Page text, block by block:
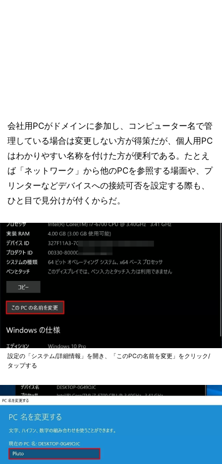
会社用PCがドメインに参加し、コンピューター名で管
理している場合は変更しない方が得策だが、個人用PC
はわかりやすい名称を付けた方が便利である。たとえ
ば「ネットワーク」から他のPCを参照する場面や、プ
リンターなどデバイスへの接続可否を設定する際も、
ひと目で見分けが付くからだ。
設定の「システム/詳細情報」を開き、「このPCの名前を変更」をクリック/
タップする